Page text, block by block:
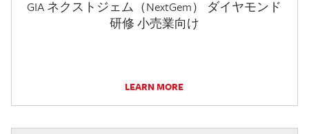
GIA ネクストジェム（NextGem） ダイヤモンド
研修 小売業向け
LEARN MORE